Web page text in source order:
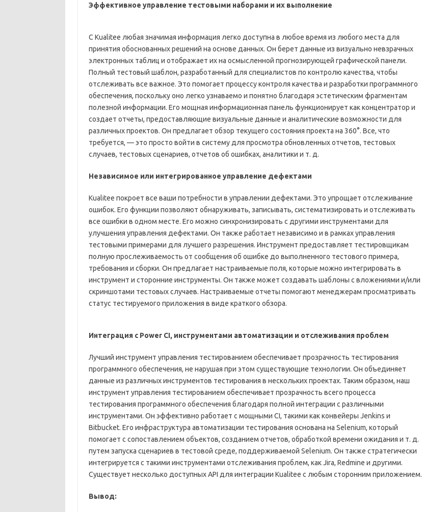
Эффективное управление тестовыми наборами и их выполнение
С Kualitee любая значимая информация легко доступна в любое время из любого места для
принятия обоснованных решений на основе данных. Он берет данные из визуально невзрачных
электронных таблиц и отображает их на осмысленной прогнозирующей графической панели.
Полный тестовый шаблон, разработанный для специалистов по контролю качества, чтобы
отслеживать все важное. Это помогает процессу контроля качества и разработки программного
обеспечения, поскольку оно легко узнаваемо и понятно благодаря эстетическим фрагментам
полезной информации. Его мощная информационная панель функционирует как концентратор и
создает отчеты, предоставляющие визуальные данные и аналитические возможности для
различных проектов. Он предлагает обзор текущего состояния проекта на 360°. Все, что
требуется, — это просто войти в систему для просмотра обновленных отчетов, тестовых
случаев, тестовых сценариев, отчетов об ошибках, аналитики и т. д.
Независимое или интегрированное управление дефектами
Kualitee покроет все ваши потребности в управлении дефектами. Это упрощает отслеживание
ошибок. Его функции позволяют обнаруживать, записывать, систематизировать и отслеживать
все ошибки в одном месте. Его можно синхронизировать с другими инструментами для
улучшения управления дефектами. Он также работает независимо и в рамках управления
тестовыми примерами для лучшего разрешения. Инструмент предоставляет тестировщикам
полную прослеживаемость от сообщения об ошибке до выполненного тестового примера,
требования и сборки. Он предлагает настраиваемые поля, которые можно интегрировать в
инструмент и сторонние инструменты. Он также может создавать шаблоны с вложениями и/или
скриншотами тестовых случаев. Настраиваемые отчеты помогают менеджерам просматривать
статус тестируемого приложения в виде краткого обзора.
Интеграция с Power CI, инструментами автоматизации и отслеживания проблем
Лучший инструмент управления тестированием обеспечивает прозрачность тестирования
программного обеспечения, не нарушая при этом существующие технологии. Он объединяет
данные из различных инструментов тестирования в нескольких проектах. Таким образом, наш
инструмент управления тестированием обеспечивает прозрачность всего процесса
тестирования программного обеспечения благодаря полной интеграции с различными
инструментами. Он эффективно работает с мощными CI, такими как конвейеры Jenkins и
Bitbucket. Его инфраструктура автоматизации тестирования основана на Selenium, который
помогает с сопоставлением объектов, созданием отчетов, обработкой времени ожидания и т. д.
путем запуска сценариев в тестовой среде, поддерживаемой Selenium. Он также стратегически
интегрируется с такими инструментами отслеживания проблем, как Jira, Redmine и другими.
Существует несколько доступных API для интеграции Kualitee с любым сторонним приложением.
Вывод: